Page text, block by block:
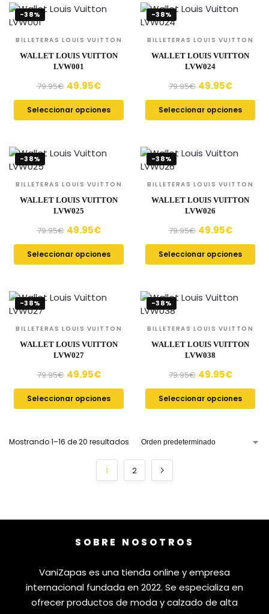
-38%
BILLETERAS LOUIS VUITTON
WALLET LOUIS VUITTON
LVW001
79.95€ 49.95€
Seleccionar opciones
-38%
BILLETERAS LOUIS VUITTON
WALLET LOUIS VUITTON
LVW024
79.95€ 49.95€
Seleccionar opciones
-38%
BILLETERAS LOUIS VUITTON
WALLET LOUIS VUITTON
LVW025
79.95€ 49.95€
Seleccionar opciones
-38%
BILLETERAS LOUIS VUITTON
WALLET LOUIS VUITTON
LVW026
79.95€ 49.95€
Seleccionar opciones
-38%
BILLETERAS LOUIS VUITTON
WALLET LOUIS VUITTON
LVW027
79.95€ 49.95€
Seleccionar opciones
-38%
BILLETERAS LOUIS VUITTON
WALLET LOUIS VUITTON
LVW038
79.95€ 49.95€
Seleccionar opciones
Mostrando 1–16 de 20 resultados
1 2
SOBRE NOSOTROS
VaniZapas es una tienda online y empresa
internacional fundada en 2022. Se especializa en
ofrecer productos de moda y calzado de alta